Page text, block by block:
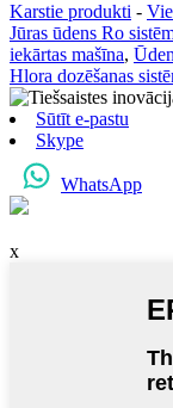
Karstie produkti -
Jūras ūdens Ro
iekārtas mašīna,
Hlora dozēšanas
Sūtīt e-pastu
Skype
WhatsApp
x